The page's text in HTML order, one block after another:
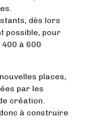
dès lors
possible, pour
à 600
places,
par les
création.
à construire